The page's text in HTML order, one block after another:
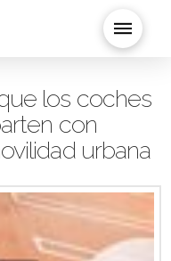
los coches
con
urbana